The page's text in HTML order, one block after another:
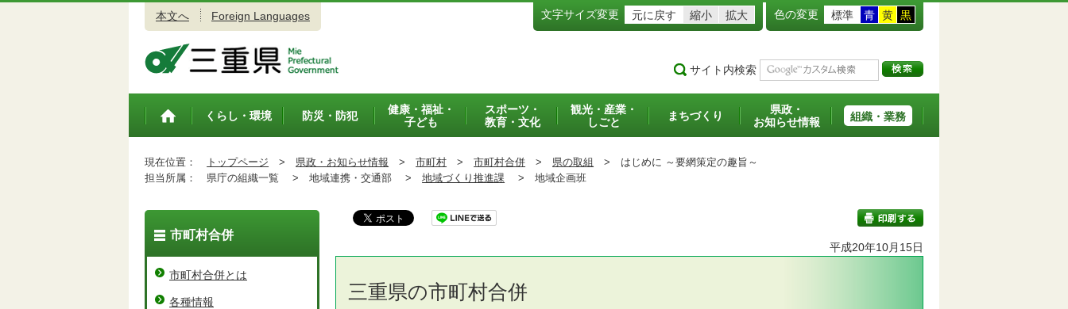
本文へ Foreign Languages 文字サイズ変更 元に戻す 縮小 拡大 色の変更 標準 青 黄 黒
サイト内検索
トップペ
くらし・環境 防災・防犯
健康・福祉・
子ども
スポーツ・
教育・文化
観光・産業・
しごと
まちづくり
県政・
お知らせ情報
組織・業務
現在位置： トップページ > 県政・お知らせ情報 > 市町村 > 市町村合併 > 県の取組 > はじめに ～要網策定の趣旨～
担当所属：
県庁の組織一覧 > 地域連携・交通部 > 地域づくり推進課 > 地域企画班
平成20年10月15日
三重県の市町村合併
市町村合併
市町村合併とは
各種情報